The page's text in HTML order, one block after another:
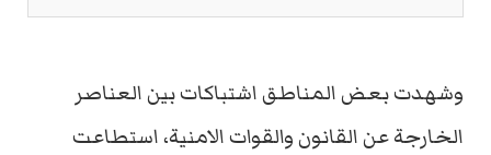
وشهدت بعض المناطق اشتباكات بين العناصر
الخارجة عن القانون والقوات الامنية، استطاعت